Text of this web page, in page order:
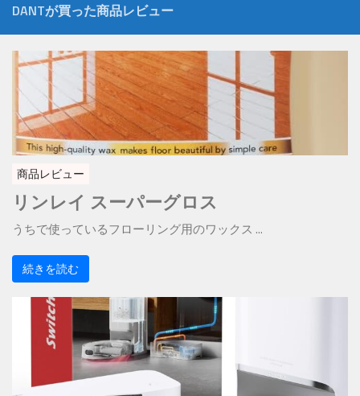
DANTが買った商品レビュー
商品レビュー
リンレイ スーパーグロス
うちで使っているフローリング用のワックス ...
続きを読む